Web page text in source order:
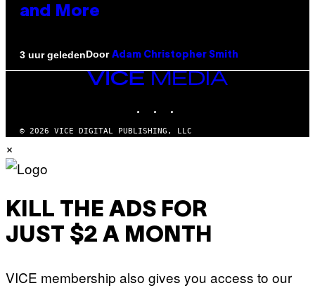
and More
3 uur geledenDoor Adam Christopher Smith
VICE
© 2026 VICE DIGITAL PUBLISHING, LLC
×
KILL THE ADS FOR
JUST $2 A MONTH
VICE membership also gives you access to our